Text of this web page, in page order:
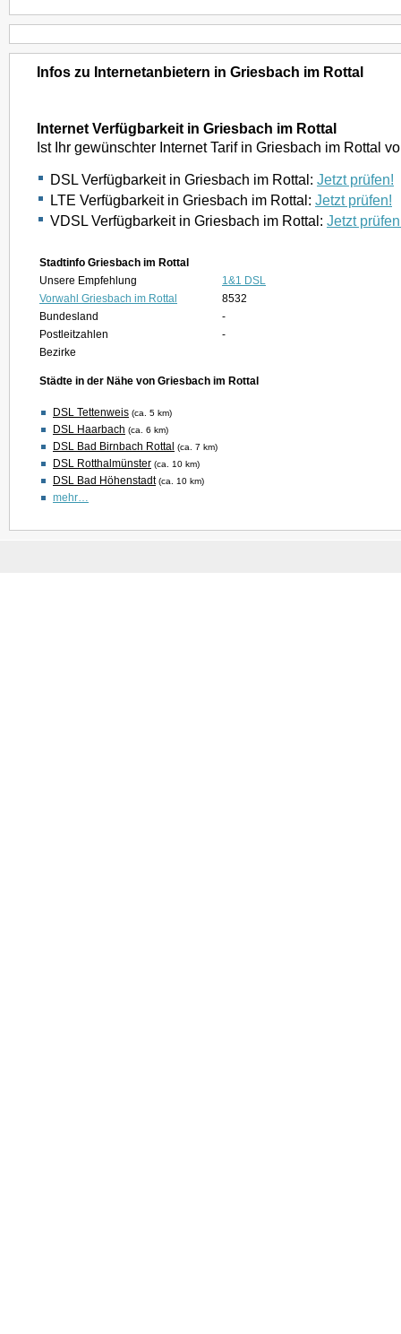
Infos zu Internetanbietern in Griesbach im Rottal
Internet Verfügbarkeit in Griesbach im Rottal
Ist Ihr gewünschter Internet Tarif in Griesbach im Rottal
DSL Verfügbarkeit in Griesbach im Rottal: Jetzt prüfen!
LTE Verfügbarkeit in Griesbach im Rottal: Jetzt prüfen!
VDSL Verfügbarkeit in Griesbach im Rottal: Jetzt
Stadtinfo Griesbach im Rottal
Unsere Empfehlung
1&1 DSL
Vorwahl Griesbach im Rottal
8532
Bundesland
-
Postleitzahlen
-
Bezirke
Städte in der Nähe von Griesbach im Rottal
DSL Tettenweis (ca. 5 km)
DSL Haarbach (ca. 6 km)
DSL Bad Birnbach Rottal (ca. 7 km)
DSL Rotthalmünster (ca. 10 km)
DSL Bad Höhenstadt (ca. 10 km)
mehr…